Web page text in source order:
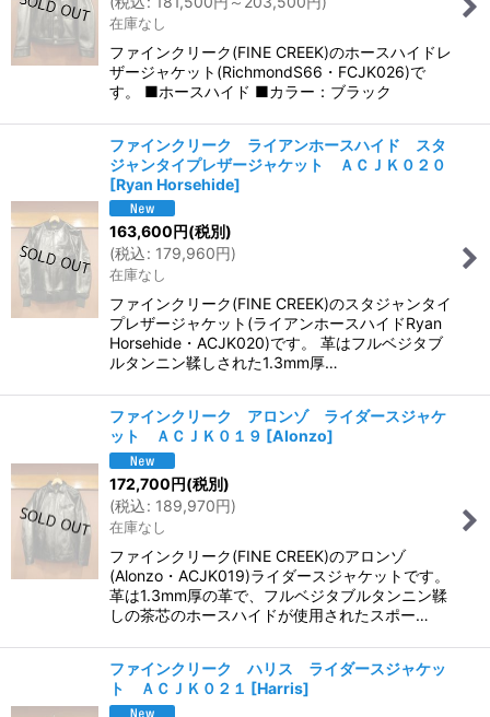
在庫なし
ファインクリーク(FINE CREEK)のホースハイドレ
ザージャケット(RichmondS66・FCJK026)で
す。 ■ホースハイド ■カラー：ブラック
ファインクリーク ライアンホースハイド スタ
ジャンタイプレザージャケット ＡＣＪＫ０２０
[Ryan Horsehide]
163,600円(税別)
(税込: 179,960円)
在庫なし
ファインクリーク(FINE CREEK)のスタジャンタイ
プレザージャケット(ライアンホースハイドRyan
Horsehide・ACJK020)です。 革はフルベジタブ
ルタンニン鞣しされた1.3mm厚…
ファインクリーク アロンゾ ライダースジャケ
ット ＡＣＪＫ０１９ [Alonzo]
172,700円(税別)
(税込: 189,970円)
在庫なし
ファインクリーク(FINE CREEK)のアロンゾ
(Alonzo・ACJK019)ライダースジャケットです。
革は1.3mm厚の革で、フルベジタブルタンニン鞣
しの茶芯のホースハイドが使用されたスポー…
ファインクリーク ハリス ライダースジャケッ
ト ＡＣＪＫ０２１ [Harris]